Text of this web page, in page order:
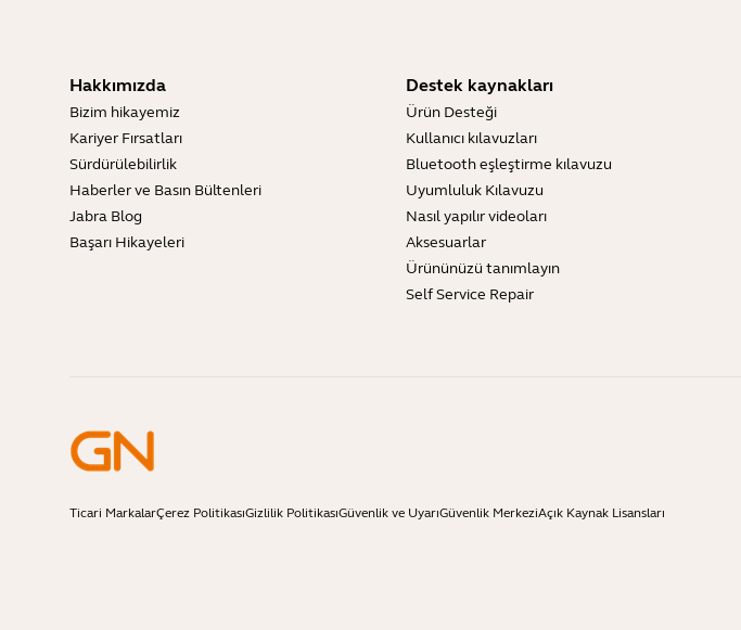
Hakkımızda
Bizim hikayemiz
Kariyer Fırsatları
Sürdürülebilirlik
Haberler ve Basın Bültenleri
Jabra Blog
Başarı Hikayeleri
Destek kaynakları
Ürün Desteği
Kullanıcı kılavuzları
Bluetooth eşleştirme kılavuzu
Uyumluluk Kılavuzu
Nasıl yapılır videoları
Aksesuarlar
Ürününüzü tanımlayın
Self Service Repair
Ticari MarkalarÇerez PolitikasıGizlilik PolitikasıGüvenlik ve UyarıGüvenlik MerkeziAçık Kaynak Lisansları